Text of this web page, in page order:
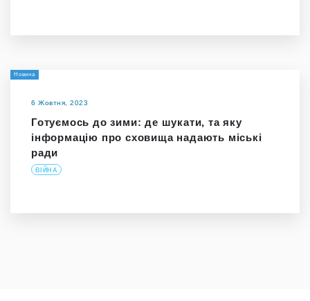
Новина
6 Жовтня, 2023
Готуємось до зими: де шукати, та яку
інформацію про сховища надають міські
ради
ВІЙНА